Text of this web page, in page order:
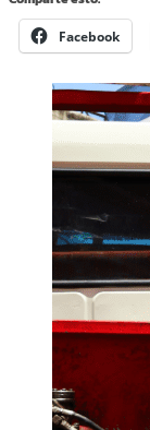
Facebook